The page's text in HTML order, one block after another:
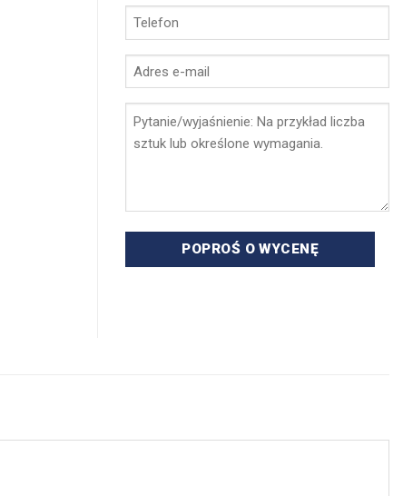
Telefon
*
Adres
e-
Pytanie